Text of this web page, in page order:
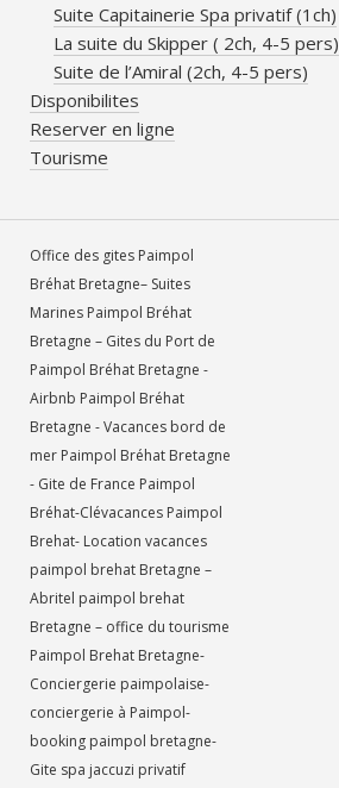
Suite Capitainerie Spa privatif (1ch)
La suite du Skipper ( 2ch, 4-5 pers)
Suite de l’Amiral (2ch, 4-5 pers)
Disponibilites
Reserver en ligne
Tourisme
Office des gites Paimpol
Bréhat Bretagne– Suites
Marines Paimpol Bréhat
Bretagne – Gites du Port de
Paimpol Bréhat Bretagne -
Airbnb Paimpol Bréhat
Bretagne - Vacances bord de
mer Paimpol Bréhat Bretagne
- Gite de France Paimpol
Bréhat-Clévacances Paimpol
Brehat- Location vacances
paimpol brehat Bretagne –
Abritel paimpol brehat
Bretagne – office du tourisme
Paimpol Brehat Bretagne-
Conciergerie paimpolaise-
conciergerie à Paimpol-
booking paimpol bretagne-
Gite spa jaccuzi privatif